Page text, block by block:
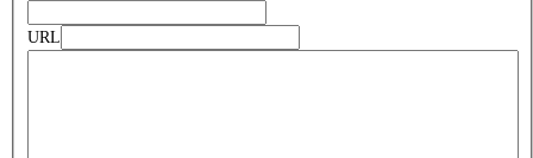
URL